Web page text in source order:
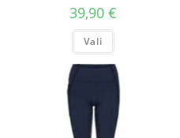
39,90€
Vali
Sellel
on
mitu
varianti.
Valikuid
saab
teha
tootelehel.